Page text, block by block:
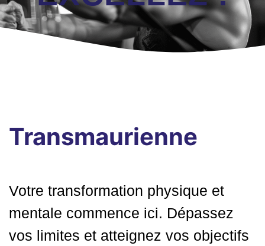
Transmaurienne
Votre transformation physique et
mentale commence ici. Dépassez
vos limites et atteignez vos objectifs